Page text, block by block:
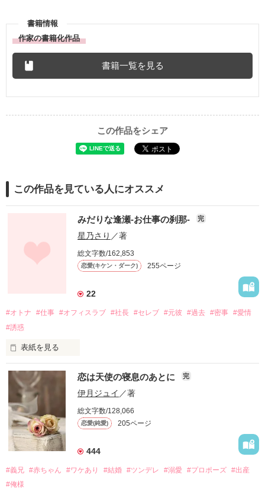
書籍情報
作家の書籍化作品
書籍一覧を見る
この作品をシェア
この作品を見ている人にオススメ
みだりな逢瀬-お仕事の刹那- 完
星乃さり ／著
総文字数/162,853
恋愛(キケン・ダーク) 255ページ
22
#オトナ #仕事 #オフィスラブ #社長 #セレブ #元彼 #過去 #密事 #愛情
#誘惑
表紙を見る
本当、どうかしていた。
目覚めて引き寄せられた先は。
『セックスも有意義だ』
不敵に笑みを浮かべた男が、
恋は天使の寝息のあとに 完
伊月ジュイ ／著
総文字数/128,066
恋愛(純愛) 205ページ
444
#義兄 #赤ちゃん #ワケあり #結婚 #ツンデレ #溺愛 #プロポーズ #出産
#俺様